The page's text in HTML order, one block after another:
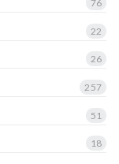
76
22
26
257
51
18